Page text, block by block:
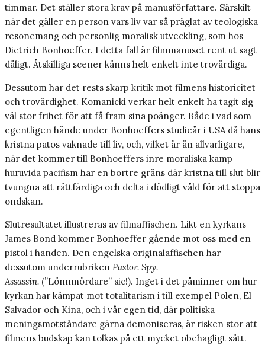
timmar. Det ställer stora krav på manusförfattare. Särskilt
när det gäller en person vars liv var så präglat av teologiska
resonemang och personlig moralisk utveckling, som hos
Dietrich Bonhoeffer. I detta fall är filmmanuset rent ut sagt
dåligt. Åtskilliga scener känns helt enkelt inte trovärdiga.
Dessutom har det rests skarp kritik mot filmens historicitet
och trovärdighet. Komanicki verkar helt enkelt ha tagit sig
väl stor frihet för att få fram sina poänger. Både i vad som
egentligen hände under Bonhoeffers studieår i USA då hans
kristna patos vaknade till liv, och, vilket är än allvarligare,
när det kommer till Bonhoeffers inre moraliska kamp
huruvida pacifism har en bortre gräns där kristna till slut blir
tvungna att rättfärdiga och delta i dödligt våld för att stoppa
ondskan.
Slutresultatet illustreras av filmaffischen. Likt en kyrkans
James Bond kommer Bonhoeffer gående mot oss med en
pistol i handen. Den engelska originalaffischen har
dessutom underrubriken Pastor. Spy.
Assassin. (”Lönnmördare” sic!). Inget i det påminner om hur
kyrkan har kämpat mot totalitarism i till exempel Polen, El
Salvador och Kina, och i vår egen tid, där politiska
meningsmotståndare gärna demoniseras, är risken stor att
filmens budskap kan tolkas på ett mycket obehagligt sätt.